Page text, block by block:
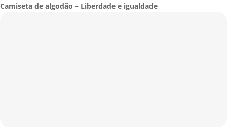
Camiseta de algodão – Liberdade e igualdade